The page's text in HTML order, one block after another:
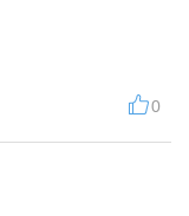
0